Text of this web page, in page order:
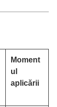
Moment
ul
aplicării